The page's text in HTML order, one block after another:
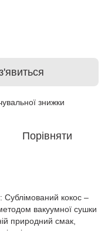
знижки
Порівняти
Сублімований кокос –
вакуумної сушки
природний смак,